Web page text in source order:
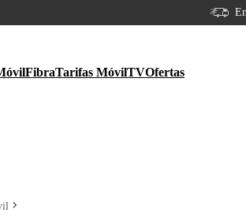
FibraTarifas MóvilTVOfertas